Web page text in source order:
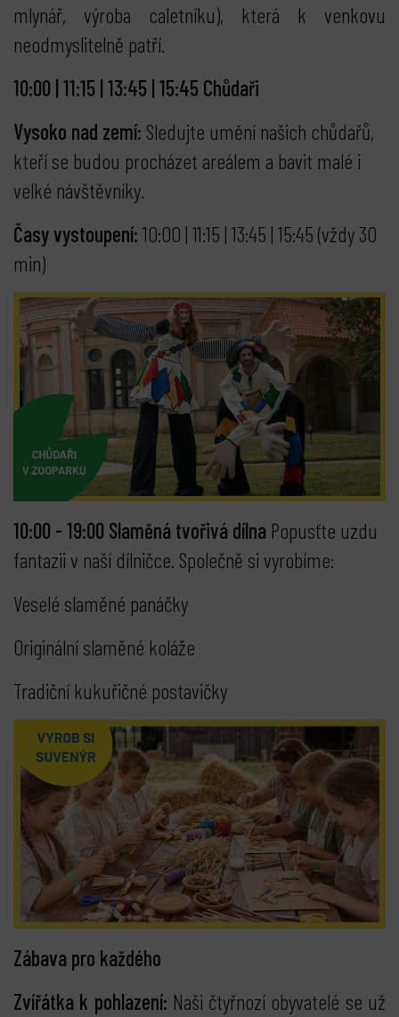
mlynář, výroba caletníku), která k venkovu
neodmyslitelně patří.
10:00 | 11:15 | 13:45 | 15:45 Chůdaři
Vysoko nad zemí: Sledujte umění našich chůdařů,
kteří se budou procházet areálem a bavit malé i
velké návštěvníky.
Časy vystoupení: 10:00 | 11:15 | 13:45 | 15:45 (vždy 30
min)
10:00 - 19:00 Slaměná tvořivá dílna Popusťte uzdu
fantazii v naší dílničce. Společně si vyrobíme:
Veselé slaměné panáčky
Originální slaměné koláže
Tradiční kukuřičné postavičky
Zábava pro každého
Zvířátka k pohlazení: Naši čtyřnozí obyvatelé se už